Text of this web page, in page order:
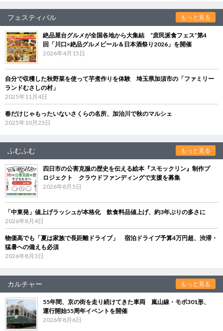
フェスティバル もっと見る
絶品屋台グルメが全国各地から大集結 “庶民派食フェス”第4
回「川口×絶品グルメビール＆日本酒祭り2026」を開催
2026年4月15日
自分で収穫した秋野菜を使って芋煮作りを体験 埼玉県加須市の「ファミリー
ランドむさしの村」
2025年11月4日
春だけじゃもったいないさくらの名所、加治川で秋のマルシェ
2025年10月23日
ふむふむ もっと見る
四日市の公害克服の歴史を伝える絵本『スモックリン』制作プ
ロジェクト クラウドファンディングで支援を募集
2026年8月5日
「中東発」値上げラッシュが本格化 飲食料品値上げ、約3年ぶりの多さに
2026年8月4日
物価高でも「夏は家族で長距離ドライブ」 宿泊ドライブ予算4万円超、渋滞・
猛暑への備えも必須
2026年8月3日
カルチャー もっと見る
55年間、京の街を走り続けてきた車両 嵐山線・モボ301形、
運行開始55周年イベントを開催
2026年8月6日